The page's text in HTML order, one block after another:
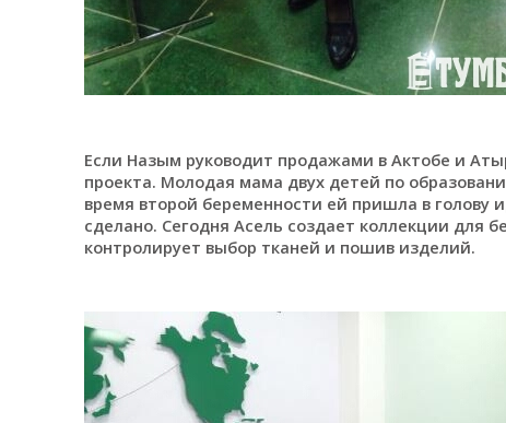
Если Назым руководит продажами в Актобе и
проекта. Молодая мама двух детей по
время второй беременности ей пришла в голову
сделано. Сегодня Асель создает коллекции для
контролирует выбор тканей и пошив изделий.